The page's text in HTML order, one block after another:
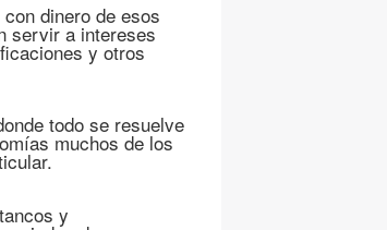
dinero de esos
servir a intereses
y otros
todo se resuelve
muchos de los
y